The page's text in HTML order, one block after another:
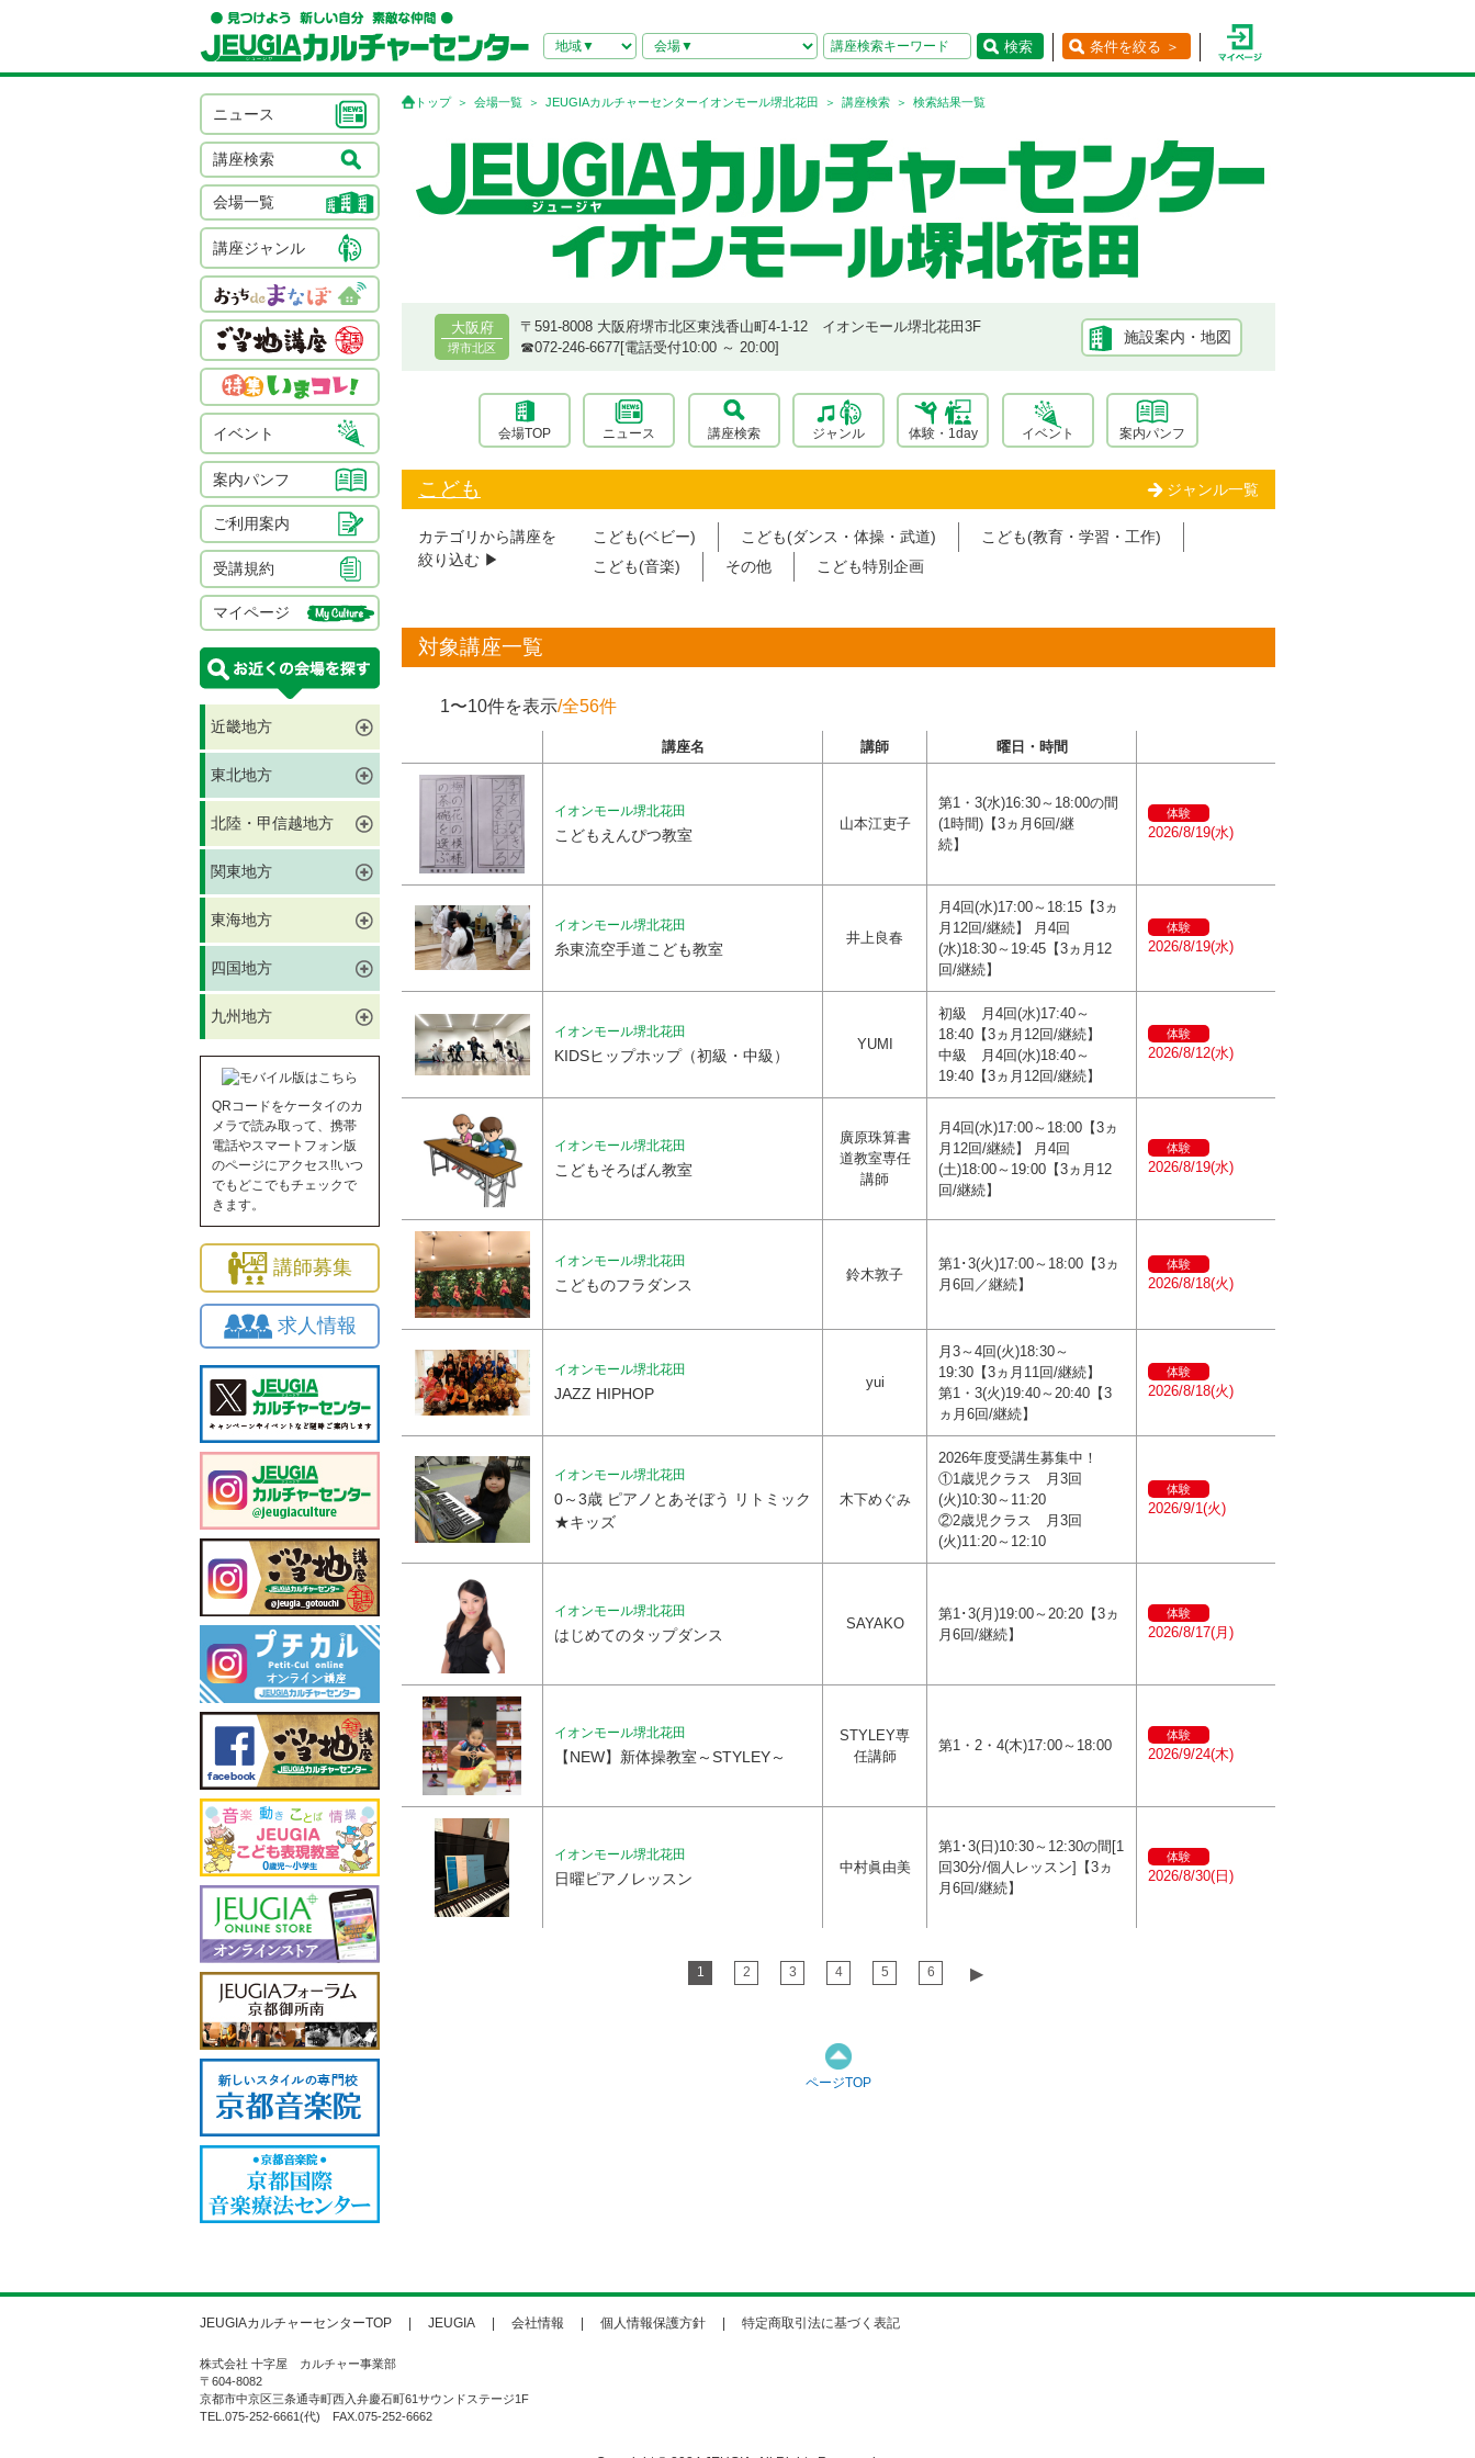
検索 条件を絞る ＞
ニュース
講座検索
会場一覧
講座ジャンル
イベント
案内パンフ
ご利用案内
受講規約
マイページ
近畿地方
東北地方
北陸・甲信越地方
関東地方
東海地方
四国地方
九州地方
QRコードをケータイのカ
メラで読み取って、携帯
電話やスマートフォン版
のページにアクセス!!いつ
でもどこでもチェックで
きます。
講師募集
求人情報
トップ 会場一覧 JEUGIAカルチャーセンターイオンモール堺北花田 講座検索 検索結果一覧
大阪府
堺市北区
〒591-8008 大阪府堺市北区東浅香山町4-1-12 イオンモール堺北花田3F
☎︎072-246-6677[電話受付10:00 ～ 20:00]
施設案内・地図
会場TOP ニュース 講座検索 ジャンル 体験・1day イベント 案内パンフ
こども ジャンル一覧
カテゴリから講座を
絞り込む ▶︎
こども(ベビー) こども(ダンス・体操・武道)
こども(教育・学習・工作)
こども(音楽)
その他 こども特別企画
対象講座一覧
1〜10件を表示/全56件
講座名 講師 曜日・時間
イオンモール堺北花田
こどもえんぴつ教室
山本江吏子
第1・3(水)16:30～18:00の間
(1時間)【3ヵ月6回/継
続】
体験
2026/8/19(水)
イオンモール堺北花田
糸東流空手道こども教室
井上良春
月4回(水)17:00～18:15【3ヵ
月12回/継続】 月4回
(水)18:30～19:45【3ヵ月12
回/継続】
体験
2026/8/19(水)
イオンモール堺北花田
KIDSヒップホップ（初級・中級）
YUMI
初級 月4回(水)17:40～
18:40【3ヵ月12回/継続】
中級 月4回(水)18:40～
19:40【3ヵ月12回/継続】
体験
2026/8/12(水)
イオンモール堺北花田
こどもそろばん教室
廣原珠算書
道教室専任
講師
月4回(水)17:00～18:00【3ヵ
月12回/継続】 月4回
(土)18:00～19:00【3ヵ月12
回/継続】
体験
2026/8/19(水)
イオンモール堺北花田
こどものフラダンス
鈴木敦子
第1･3(火)17:00～18:00【3ヵ
月6回／継続】
体験
2026/8/18(火)
イオンモール堺北花田
JAZZ HIPHOP
yui
月3～4回(火)18:30～
19:30【3ヵ月11回/継続】
第1・3(火)19:40～20:40【3
ヵ月6回/継続】
体験
2026/8/18(火)
イオンモール堺北花田
0～3歳 ピアノとあそぼう リトミック
★キッズ
木下めぐみ
2026年度受講生募集中！
①1歳児クラス 月3回
(火)10:30～11:20
②2歳児クラス 月3回
(火)11:20～12:10
体験
2026/9/1(火)
イオンモール堺北花田
はじめてのタップダンス
SAYAKO
第1･3(月)19:00～20:20【3ヵ
月6回/継続】
体験
2026/8/17(月)
イオンモール堺北花田
【NEW】新体操教室～STYLEY～
STYLEY専
任講師
第1・2・4(木)17:00～18:00
体験
2026/9/24(木)
イオンモール堺北花田
日曜ピアノレッスン
中村眞由美
第1･3(日)10:30～12:30の間[1
回30分/個人レッスン]【3ヵ
月6回/継続】
体験
2026/8/30(日)
1 2 3 4 5 6 ▶︎
ページTOP
JEUGIAカルチャーセンターTOP JEUGIA 会社情報 個人情報保護方針 特定商取引法に基づく表記
株式会社 十字屋 カルチャー事業部
〒604-8082
京都市中京区三条通寺町西入弁慶石町61サウンドステージ1F
TEL.075-252-6661(代) FAX.075-252-6662